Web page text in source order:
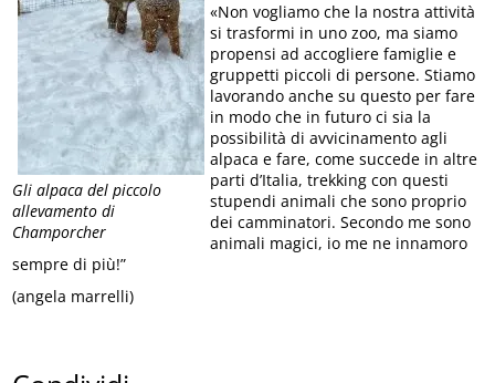
Gli alpaca del piccolo
allevamento di
Champorcher
«Non vogliamo che la nostra attività
si trasformi in uno zoo, ma siamo
propensi ad accogliere famiglie e
gruppetti piccoli di persone. Stiamo
lavorando anche su questo per fare
in modo che in futuro ci sia la
possibilità di avvicinamento agli
alpaca e fare, come succede in altre
parti d’Italia, trekking con questi
stupendi animali che sono proprio
dei camminatori. Secondo me sono
animali magici, io me ne innamoro
sempre di più!”
(angela marrelli)